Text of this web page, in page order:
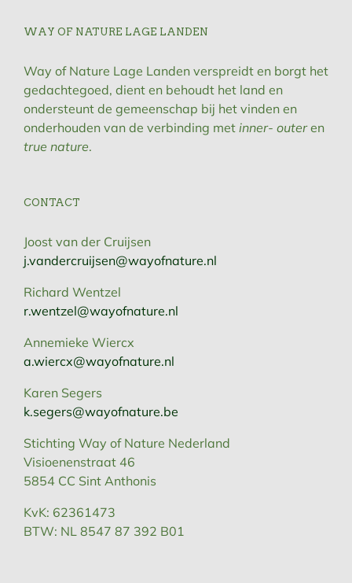
WAY OF NATURE LAGE LANDEN
Way of Nature Lage Landen verspreidt en borgt het
gedachtegoed, dient en behoudt het land en
ondersteunt de gemeenschap bij het vinden en
onderhouden van de verbinding met inner- outeren
true nature.
CONTACT
Joost van der Cruijsen
j.vandercruijsen@wayofnature.nl
Richard Wentzel
r.wentzel@wayofnature.nl
Annemieke Wiercx
a.wiercx@wayofnature.nl
Karen Segers
k.segers@wayofnature.be
Stichting Way of Nature Nederland
Visioenenstraat 46
5854 CC Sint Anthonis
KvK: 62361473
BTW: NL 8547 87 392 B01